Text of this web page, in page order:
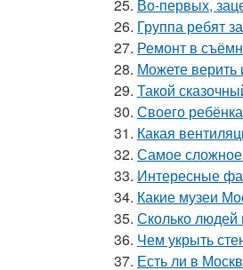
25. Во-первых,
26. Группа ребят
27. Ремонт в
28. Можете верить
29. Такой
30. Своего
31. Какая
32. Самое сложное
33. Интересные
34. Какие музеи
35. Сколько людей
36. Чем укрыть
37. Есть ли в